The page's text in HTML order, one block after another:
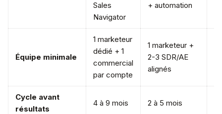
Sales
Navigator
+ automation
Équipe minimale
1 marketeur
dédié + 1
commercial
par compte
1 marketeur +
2-3 SDR/AE
alignés
Cycle avant
résultats
4 à 9 mois 2 à 5 mois